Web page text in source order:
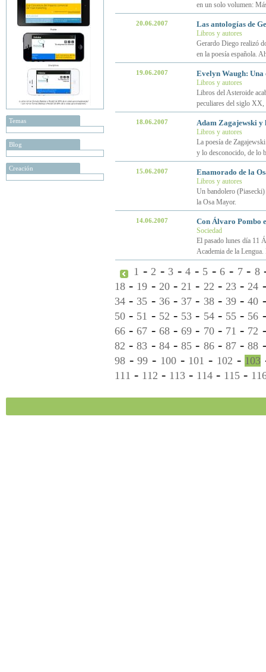
Temas
Blog
Creación
en un solo volumen:
20.06.2007 Las antologías de
Libros y autores
Gerardo Diego realizó
en la poesía española.
19.06.2007 Evelyn Waugh:
Libros y autores
Libros del Asteroide
peculiares del siglo XX,
18.06.2007 Adam Zagajewski y
Libros y autores
La poesía de
y lo desconocido, de lo
15.06.2007 Enamorado de la
Libros y autores
Un bandolero (Piasecki)
la Osa Mayor.
14.06.2007 Con Álvaro Pombo
Sociedad
El pasado lunes día 11
Academia de la Lengua.
1 -2 - 3 -4 - 5 -6 - 7- 8
18 - 19 - 20-21 - 22 - 23-24
34 - 35 - 36- 37 - 38- 39-40
50 - 51 - 52 - 53 - 54- 55- 56
66 -67 - 68-69 - 70- 71 - 72
82 -83 - 84-85 - 86- 87-88
98 -99 - 100- 101 - 102 - 103
111 - 112 - 113 - 114 - 115 -